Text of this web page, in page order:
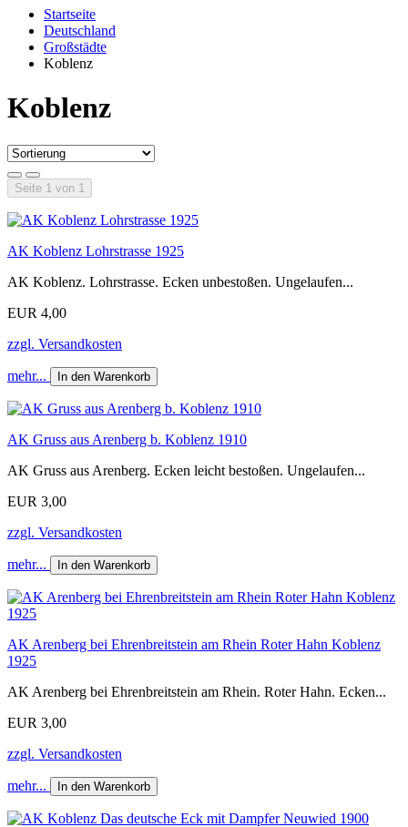
Startseite
Deutschland
Großstädte
Koblenz
Koblenz
Seite 1 von 1
AK Koblenz Lohrstrasse 1925
AK Koblenz. Lohrstrasse. Ecken unbestoßen. Ungelaufen...
EUR 4,00
zzgl. Versandkosten
mehr... In den Warenkorb
AK Gruss aus Arenberg b. Koblenz 1910
AK Gruss aus Arenberg. Ecken leicht bestoßen. Ungelaufen...
EUR 3,00
zzgl. Versandkosten
mehr... In den Warenkorb
AK Arenberg bei Ehrenbreitstein am Rhein Roter Hahn Koblenz
1925
AK Arenberg bei Ehrenbreitstein am Rhein. Roter Hahn. Ecken...
EUR 3,00
zzgl. Versandkosten
mehr... In den Warenkorb